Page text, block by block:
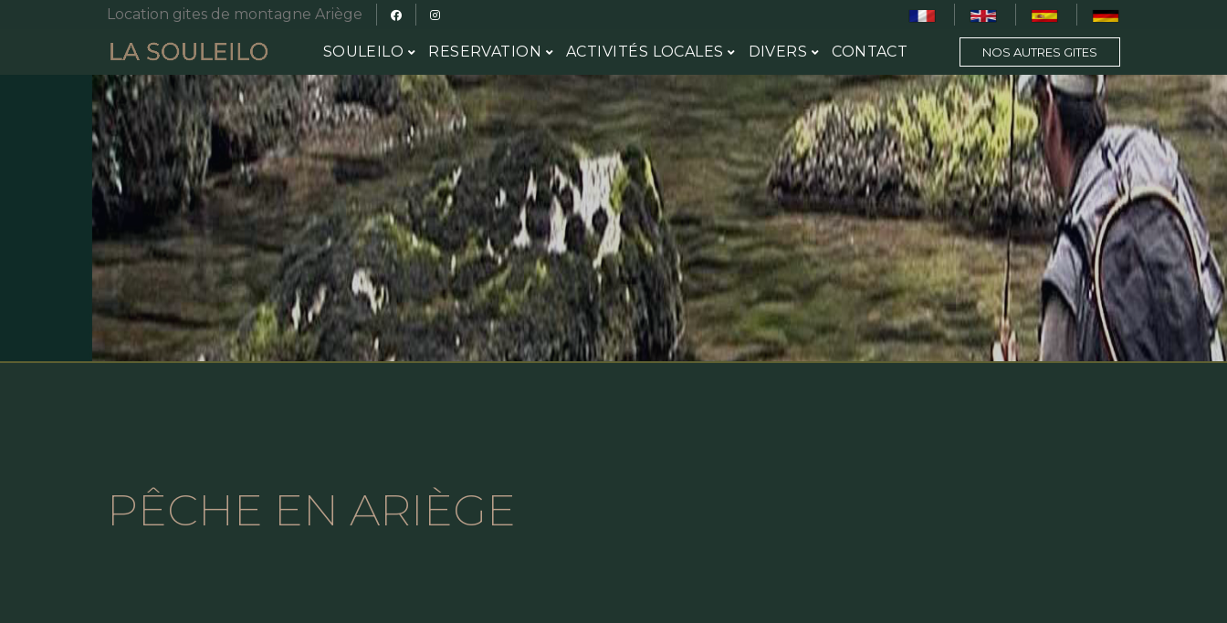
Location gites de montagne Ariège
SOULEILO RESERVATION ACTIVITÉS LOCALES DIVERS CONTACT NOS AUTRES GITES
PÊCHE EN ARIÈGE